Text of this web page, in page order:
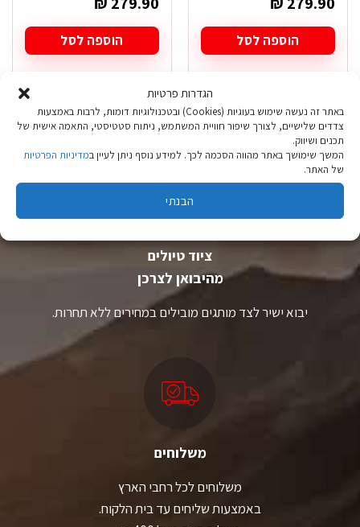
הגדרות פרטיות
באתר זה נעשה שימוש בעוגיות (Cookies) ובטכנולוגיות דומות, לרבות באמצעות
צדדים שלישיים, לצורך שיפור חוויית המשתמש, ניתוח סטטיסטי, התאמה אישית של
תכנים ושיווק.
המשך שימושך באתר מהווה הסכמה לכך. למידע נוסף ניתן לעיין במדיניות הפרטיות
של האתר.
הבנתי
הוספה לסל הוספה לסל
ציוד טיולים
מהיבואן לצרכן
יבוא ישיר לצד מותגים מובילים במחירים ללא תחרות.
משלוחים
משלוחים לכל רחבי הארץ
באמצעות שליחים עד בית הלקוח.